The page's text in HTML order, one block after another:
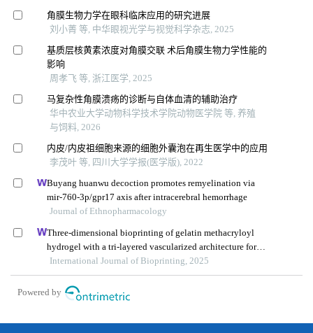
角膜生物力学在眼科临床应用的研究进展
刘小菁 等, 中华眼视光学与视觉科学杂志, 2025
基质层核黄素浓度对角膜交联 术后角膜生物力学性能的
影响
周孝飞 等, 浙江医学, 2025
马复杂性角膜溃疡的诊断与自体血清的辅助治疗
华中农业大学动物科学技术学院动物医学院 等, 养殖
与饲料, 2026
内皮/内皮祖细胞来源的细胞外囊泡在再生医学中的应用
李茂叶 等, 四川大学学报(医学版), 2022
Buyang huanwu decoction promotes remyelination via
mir-760-3p/gpr17 axis after intracerebral hemorrhage
Journal of Ethnopharmacology
Three-dimensional bioprinting of gelatin methacryloyl
hydrogel with a tri-layered vascularized architecture for
full-thickness skin regeneration
International Journal of Bioprinting, 2025
Powered by